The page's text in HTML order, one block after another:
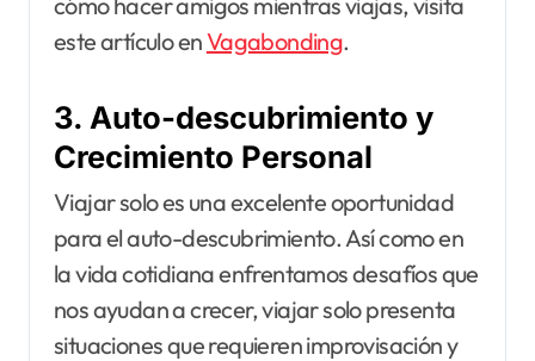
este artículo enVagabonding.
3. Auto-descubrimiento y
Crecimiento Personal
Viajar solo es una excelente oportunidad
para el auto-descubrimiento. Así como en
la vida cotidiana enfrentamos desafíos que
nos ayudan a crecer, viajar solo presenta
situaciones que requieren improvisación y